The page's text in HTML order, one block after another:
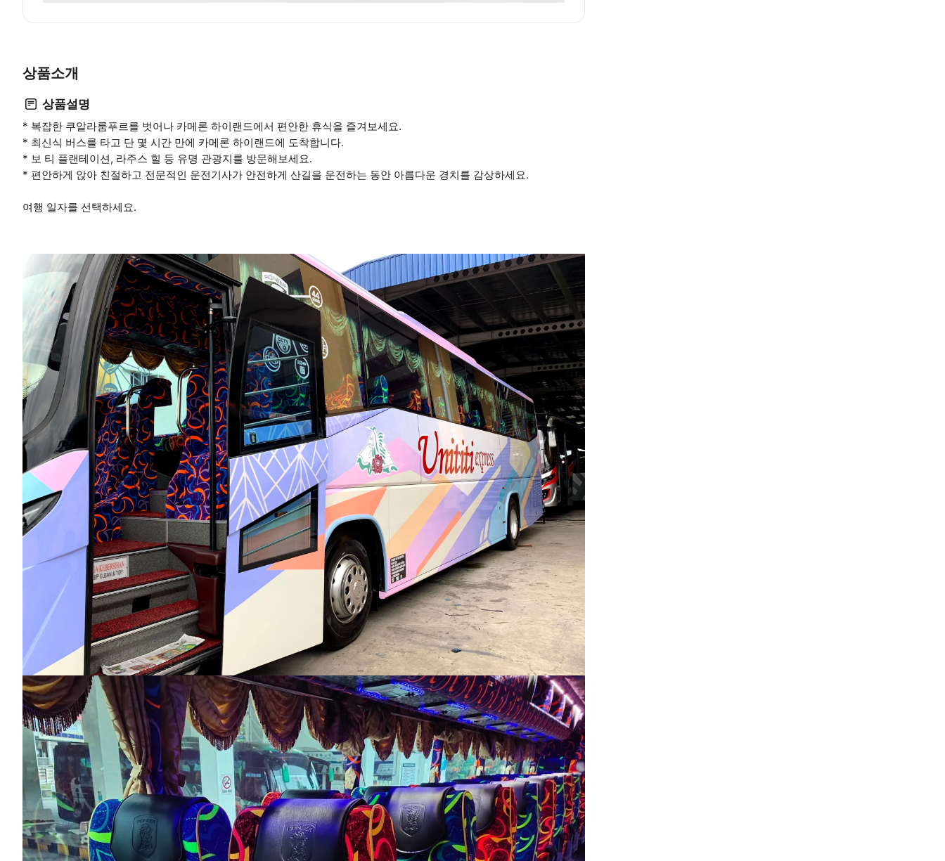
상품소개
상품설명
* 복잡한 쿠알라룸푸르를 벗어나 카메론 하이랜드에서 편안한 휴식을 즐겨보세요.
* 최신식 버스를 타고 단 몇 시간 만에 카메론 하이랜드에 도착합니다.
* 보 티 플랜테이션, 라주스 힐 등 유명 관광지를 방문해보세요.
* 편안하게 앉아 친절하고 전문적인 운전기사가 안전하게 산길을 운전하는 동안 아름다운 경치를 감상하세요.
여행 일자를 선택하세요.